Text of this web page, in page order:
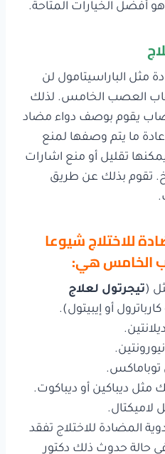
أفضل الخيارات المتاحة.
مثل الباراسيتامول لن
العصب الخامس. لذلك
يقوم بوصف دواء مضاد
عادة ما يتم وصفها لمنع
تقليل أو منع اشارات
تقوم بذلك عن طريق
للاختلاج شيوعا
الخامس هي:
(تيجرتول لعلاج
كارباترول أو إيبيتول).
توباماكس.
مثل ديباكين أو ديباكوت.
لاميكتال.
المضادة للاختلاج تفقد
في حالة حدوث ذلك دكتور